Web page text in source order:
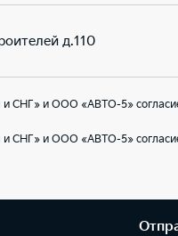
д.110
СНГ» и ООО «АВТО-5»
СНГ» и ООО «АВТО-5»